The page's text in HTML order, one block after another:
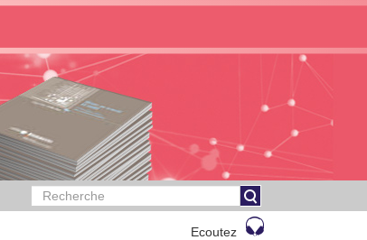
Ecoutez